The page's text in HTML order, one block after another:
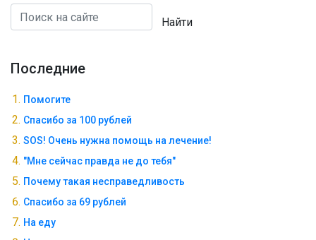
Найти
Последние
Помогите
Спасибо за 100 рублей
SOS! Очень нужна помощь на лечение!
"Мне сейчас правда не до тебя"
Почему такая несправедливость
Спасибо за 69 рублей
На еду